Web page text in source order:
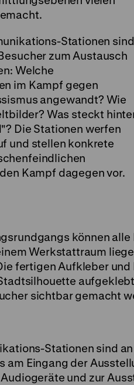
Stationen sind
zum Austausch
Welche
im Kampf gegen
angewandt? Wie
Was steckt
Die Stationen werfen
und stellen konkrete
Kampf dagegen vor.
können alle
Werkstattraum
fertigen Aufkleber
sichtbar gemacht
Stationen sind
am Eingang der
und zur